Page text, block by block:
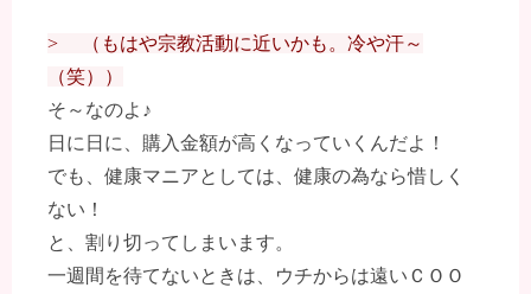
> （もはや宗教活動に近いかも。冷や汗～
（笑））
そ～なのよ♪
日に日に、購入金額が高くなっていくんだよ！
でも、健康マニアとしては、健康の為なら惜しく
ない！
と、割り切ってしまいます。
一週間を待てないときは、ウチからは遠いＣＯＯ